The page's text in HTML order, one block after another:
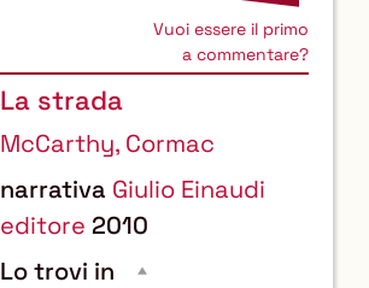
Vuoi essere il primo
a commentare?
La strada
McCarthy, Cormac
narrativa Giulio Einaudi
editore 2010
Lo trovi in